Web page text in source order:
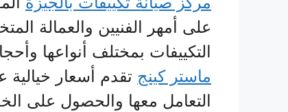
على أمهر الفنيين والعمالة
التكييفات بمختلف أنواعها
ماستر كينج تقدم أسعار
التعامل معها والحصول على